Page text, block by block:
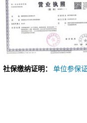
社保缴纳证明： 单位参保